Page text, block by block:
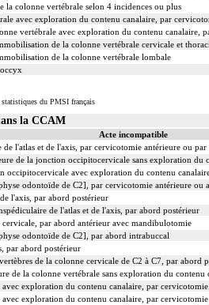
la colonne vertébrale selon 4 incidences ou plus
avec exploration du contenu canalaire, par
vertébrale avec exploration du contenu canalaire,
de la colonne vertébrale cervicale et
de la colonne vertébrale lombale
du PMSI français
la CCAM
Acte incompatible
de l'atlas et de l'axis, par cervicotomie antérieure ou
de la jonction occipitocervicale sans exploration du
occipitocervicale avec exploration du contenu
odontoïde de C2], par cervicotomie antérieure ou
l'axis, par abord postérieur
de l'atlas et de l'axis, par abord postérieur
cervicale, par abord antérieur avec mandibulotomie
odontoïde de C2], par abord intrabuccal
par abord postérieur
de la colonne cervicale de C2 à C7, par abord
de la colonne vertébrale sans exploration du
avec exploration du contenu canalaire, par
avec exploration du contenu canalaire, par